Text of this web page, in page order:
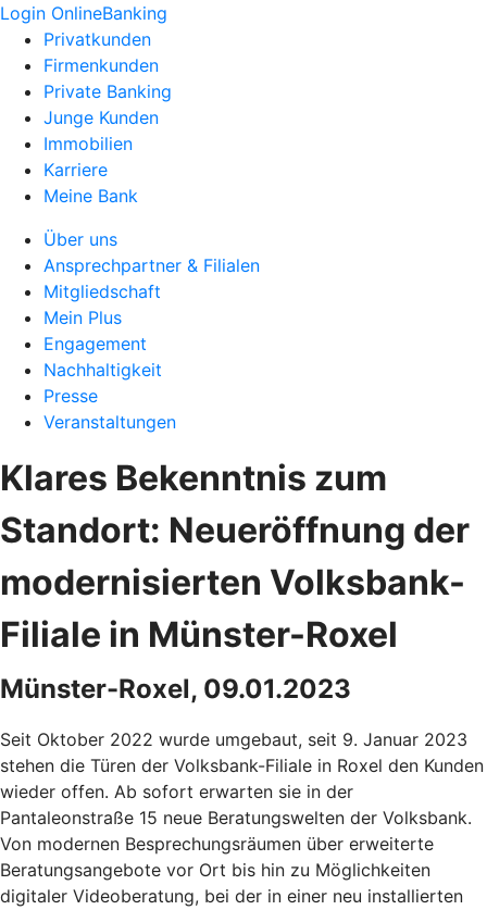
Login OnlineBanking
Privatkunden
Firmenkunden
Private Banking
Junge Kunden
Immobilien
Karriere
Meine Bank
Über uns
Ansprechpartner & Filialen
Mitgliedschaft
Mein Plus
Engagement
Nachhaltigkeit
Presse
Veranstaltungen
Klares Bekenntnis zum
Standort: Neueröffnung der
modernisierten Volksbank-
Filiale in Münster-Roxel
Münster-Roxel, 09.01.2023
Seit Oktober 2022 wurde umgebaut, seit 9. Januar 2023
stehen die Türen der Volksbank-Filiale in Roxel den Kunden
wieder offen. Ab sofort erwarten sie in der
Pantaleonstraße 15 neue Beratungswelten der Volksbank.
Von modernen Besprechungsräumen über erweiterte
Beratungsangebote vor Ort bis hin zu Möglichkeiten
digitaler Videoberatung, bei der in einer neu installierten